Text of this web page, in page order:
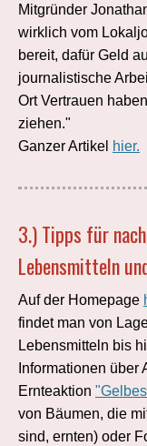
Mitgründer
wirklich vom
bereit, dafür Geld
journalistische
Ort Vertrauen
ziehen."
Ganzer Artikel hier.
3.) Tipps für
Lebensmitteln
Auf der Homepage
findet man von
Lebensmitteln bis
Informationen
Ernteaktion
von Bäumen, die
sind, ernten) oder